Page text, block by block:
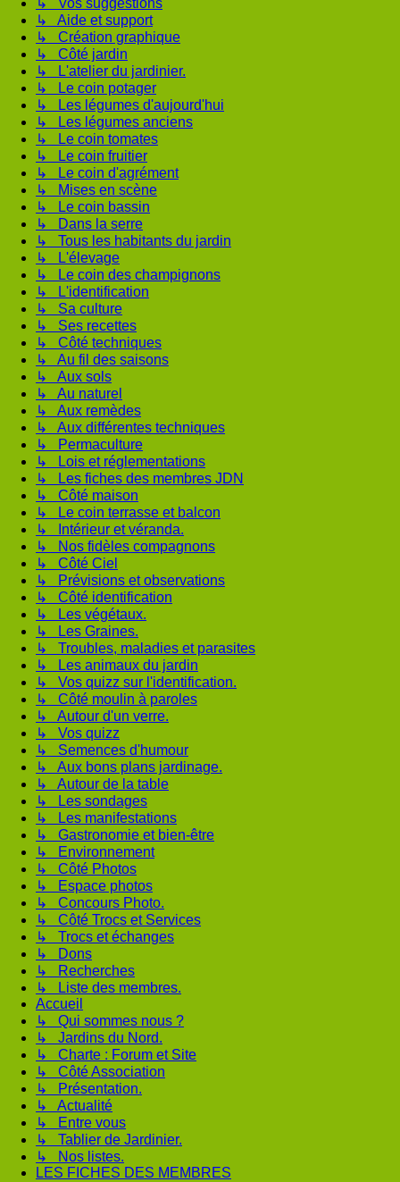
↳ Vos suggestions
↳ Aide et support
↳ Création graphique
↳ Côté jardin
↳ L'atelier du jardinier.
↳ Le coin potager
↳ Les légumes d'aujourd'hui
↳ Les légumes anciens
↳ Le coin tomates
↳ Le coin fruitier
↳ Le coin d'agrément
↳ Mises en scène
↳ Le coin bassin
↳ Dans la serre
↳ Tous les habitants du jardin
↳ L'élevage
↳ Le coin des champignons
↳ L'identification
↳ Sa culture
↳ Ses recettes
↳ Côté techniques
↳ Au fil des saisons
↳ Aux sols
↳ Au naturel
↳ Aux remèdes
↳ Aux différentes techniques
↳ Permaculture
↳ Lois et réglementations
↳ Les fiches des membres JDN
↳ Côté maison
↳ Le coin terrasse et balcon
↳ Intérieur et véranda.
↳ Nos fidèles compagnons
↳ Côté Ciel
↳ Prévisions et observations
↳ Côté identification
↳ Les végétaux.
↳ Les Graines.
↳ Troubles, maladies et parasites
↳ Les animaux du jardin
↳ Vos quizz sur l'identification.
↳ Côté moulin à paroles
↳ Autour d'un verre.
↳ Vos quizz
↳ Semences d'humour
↳ Aux bons plans jardinage.
↳ Autour de la table
↳ Les sondages
↳ Les manifestations
↳ Gastronomie et bien-être
↳ Environnement
↳ Côté Photos
↳ Espace photos
↳ Concours Photo.
↳ Côté Trocs et Services
↳ Trocs et échanges
↳ Dons
↳ Recherches
↳ Liste des membres.
Accueil
↳ Qui sommes nous ?
↳ Jardins du Nord.
↳ Charte : Forum et Site
↳ Côté Association
↳ Présentation.
↳ Actualité
↳ Entre vous
↳ Tablier de Jardinier.
↳ Nos listes.
LES FICHES DES MEMBRES